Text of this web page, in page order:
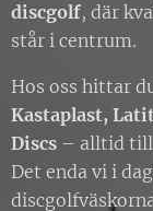
discgolf, där
står i centrum.
Hos oss hittar
Kastaplast,
Discs – alltid till
Det enda vi i